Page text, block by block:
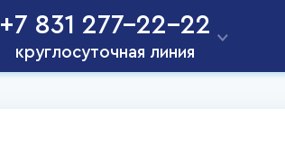
+7 831 277-22-22
круглосуточная линия